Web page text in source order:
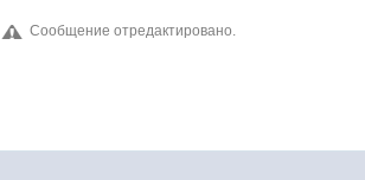
Сообщение отредактировано.